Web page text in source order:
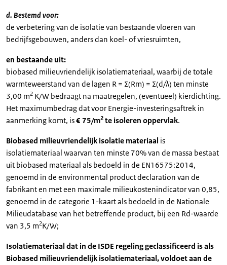
d. Bestemd voor:
de verbetering van de isolatie van bestaande vloeren van
bedrijfsgebouwen, anders dan koel- of vriesruimten,
en bestaande uit:
biobased milieuvriendelijk isolatiemateriaal, waarbij de totale
warmteweerstand van de lagen R = Σ(Rm) = Σ(d/λ) ten minste
3,00 m2 K/W bedraagt na maatregelen, (eventueel) kierdichting.
Het maximumbedrag dat voor Energie-investeringsaftrek in
aanmerking komt, is€ 75/m2 te isoleren oppervlak.
Biobased milieuvriendelijk isolatie materiaal is
isolatiemateriaal waarvan ten minste 70% van de massa bestaat
uit biobased materiaal als bedoeld in de EN16575:2014,
genoemd in de environmental product declaration van de
fabrikant en met een maximale milieukostenindicator van 0,85,
genoemd in de categorie 1-kaart als bedoeld in de Nationale
Milieudatabase van het betreffende product, bij een Rd-waarde
van 3,5 m2K/W;
Isolatiemateriaal dat in de ISDE regeling geclassificeerd is als
Biobased milieuvriendelijk isolatiemateriaal, voldoet aan de